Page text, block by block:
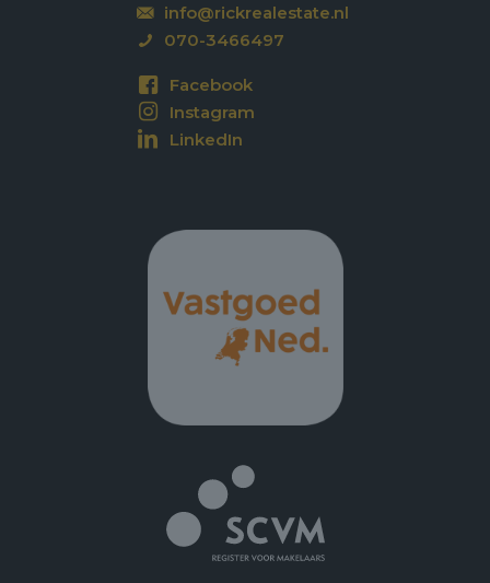
info@rickrealestate.nl
070-3466497
Facebook
Instagram
LinkedIn